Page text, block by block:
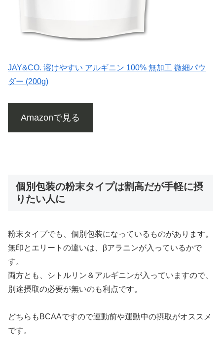
JAY&CO. 溶けやすい アルギニン 100% 無加工 微細パウ
ダー (200g)
Amazonで見る
個別包装の粉末タイプは割高だが手軽に摂
りたい人に
粉末タイプでも、個別包装になっているものがあります。
無印とエリートの違いは、βアラニンが入っているかで
す。
両方とも、シトルリン＆アルギニンが入っていますので、
別途摂取の必要が無いのも利点です。
どちらもBCAAですので運動前や運動中の摂取がオススメ
です。